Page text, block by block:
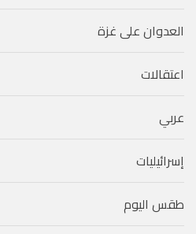
العدوان على غزة
اعتقالات
عربي
إسرائيليات
طقس اليوم